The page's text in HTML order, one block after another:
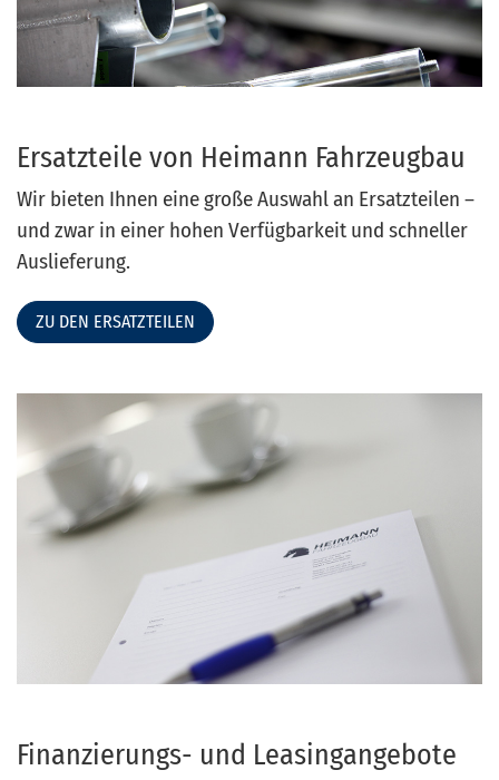
Ersatzteile von Heimann Fahrzeugbau
Wir bieten Ihnen eine große Auswahl an Ersatzteilen –
und zwar in einer hohen Verfügbarkeit und schneller
Auslieferung.
ZU DEN ERSATZTEILEN
Finanzierungs- und Leasingangebote